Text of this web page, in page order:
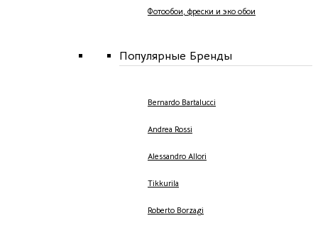
Фотообои, фрески и эко обои
Популярные Бренды
Bernardo Bartalucci
Andrea Rossi
Alessandro Allori
Tikkurila
Roberto Borzagi